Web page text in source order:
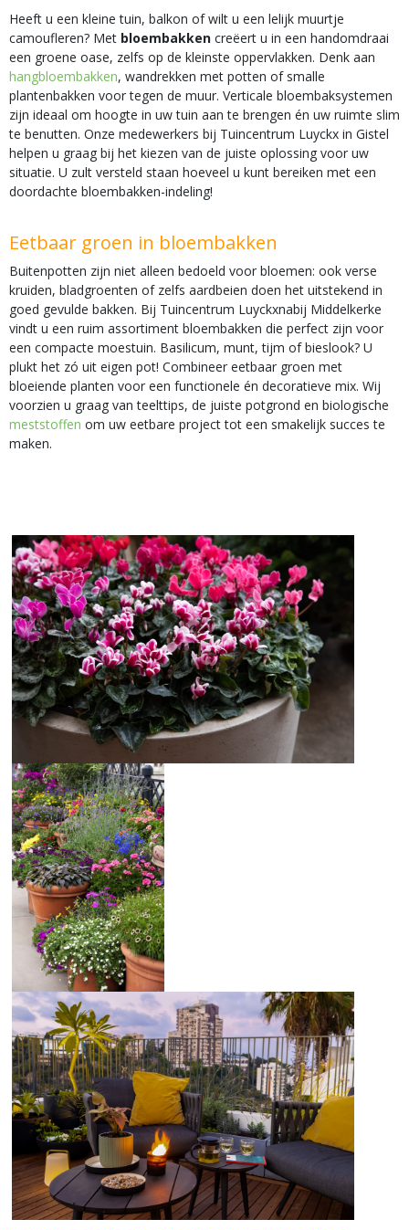
Heeft u een kleine tuin, balkon of wilt u een lelijk muurtje
camoufleren? Met bloembakken creëert u in een handomdraai
een groene oase, zelfs op de kleinste oppervlakken. Denk aan
hangbloembakken, wandrekken met potten of smalle
plantenbakken voor tegen de muur. Verticale bloembaksystemen
zijn ideaal om hoogte in uw tuin aan te brengen én uw ruimte slim
te benutten. Onze medewerkers bij Tuincentrum Luyckx in Gistel
helpen u graag bij het kiezen van de juiste oplossing voor uw
situatie. U zult versteld staan hoeveel u kunt bereiken met een
doordachte bloembakken-indeling!
Eetbaar groen in bloembakken
Buitenpotten zijn niet alleen bedoeld voor bloemen: ook verse
kruiden, bladgroenten of zelfs aardbeien doen het uitstekend in
goed gevulde bakken. Bij Tuincentrum Luyckxnabij Middelkerke
vindt u een ruim assortiment bloembakken die perfect zijn voor
een compacte moestuin. Basilicum, munt, tijm of bieslook? U
plukt het zó uit eigen pot! Combineer eetbaar groen met
bloeiende planten voor een functionele én decoratieve mix. Wij
voorzien u graag van teelttips, de juiste potgrond en biologische
meststoffen om uw eetbare project tot een smakelijk succes te
maken.